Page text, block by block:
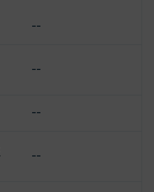
--
--
--
--